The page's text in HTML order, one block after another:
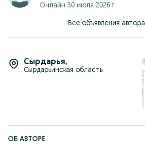
Онлайн 30 июля 2026 г.
Все объявления автора
Сырдарья,
Сырдарьинская область
ОБ АВТОРЕ